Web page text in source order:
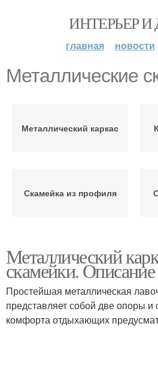
ИНТЕРЬЕР И
главная новости
Металлические
Металлический каркас
Скамейка из профиля
Садовая скамейка
Скамейки из пластика
Металлический
скамейки.
Простейшая металлическая
представляет собой две опоры
комфорта отдыхающих